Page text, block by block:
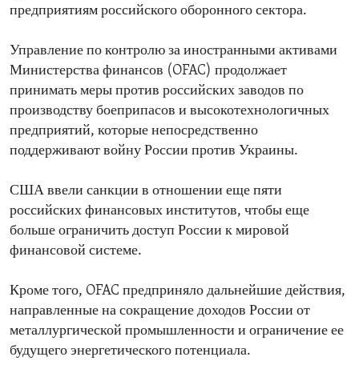
предприятиям российского оборонного сектора.
Управление по контролю за иностранными активами
Министерства финансов (OFAC) продолжает
принимать меры против российских заводов по
производству боеприпасов и высокотехнологичных
предприятий, которые непосредственно
поддерживают войну России против Украины.
США ввели санкции в отношении еще пяти
российских финансовых институтов, чтобы еще
больше ограничить доступ России к мировой
финансовой системе.
Кроме того, OFAC предприняло дальнейшие действия,
направленные на сокращение доходов России от
металлургической промышленности и ограничение ее
будущего энергетического потенциала.